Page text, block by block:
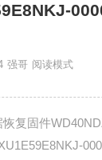
强哥 阅读模式
复固件